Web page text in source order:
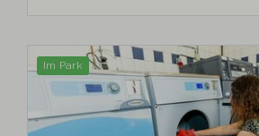
Im Park